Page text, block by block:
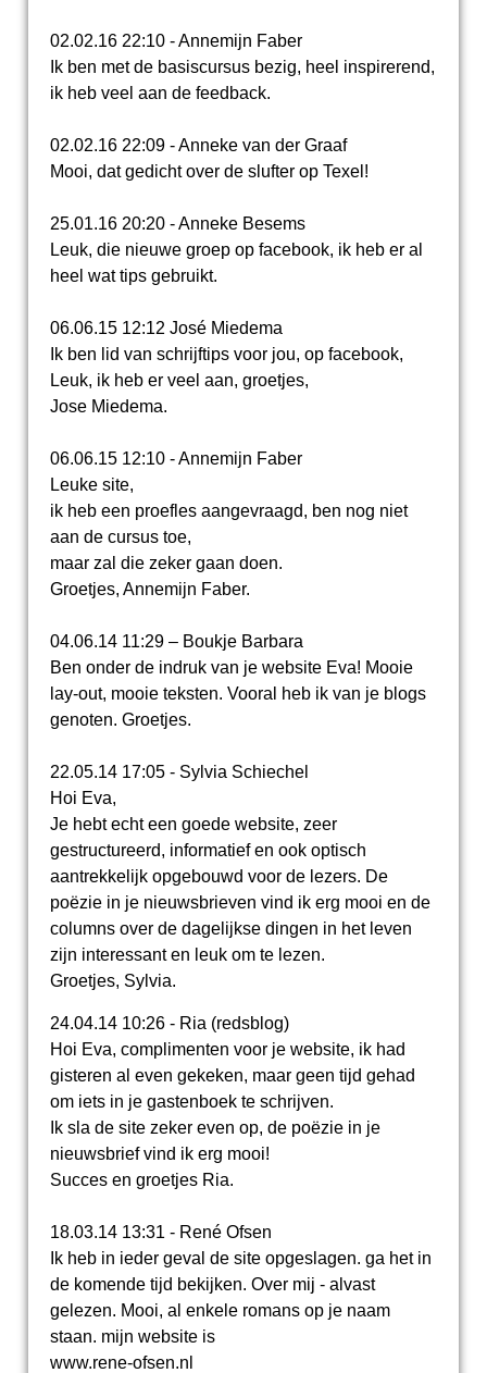
02.02.16 22:10 - Annemijn Faber
Ik ben met de basiscursus bezig, heel inspirerend,
ik heb veel aan de feedback.
02.02.16 22:09 - Anneke van der Graaf
Mooi, dat gedicht over de slufter op Texel!
25.01.16 20:20 - Anneke Besems
Leuk, die nieuwe groep op facebook, ik heb er al
heel wat tips gebruikt.
06.06.15 12:12 José Miedema
Ik ben lid van schrijftips voor jou, op facebook,
Leuk, ik heb er veel aan, groetjes,
Jose Miedema.
06.06.15 12:10 - Annemijn Faber
Leuke site,
ik heb een proefles aangevraagd, ben nog niet
aan de cursus toe,
maar zal die zeker gaan doen.
Groetjes, Annemijn Faber.
04.06.14 11:29 – Boukje Barbara
Ben onder de indruk van je website Eva! Mooie
lay-out, mooie teksten. Vooral heb ik van je blogs
genoten. Groetjes.
22.05.14 17:05 - Sylvia Schiechel
Hoi Eva,
Je hebt echt een goede website, zeer
gestructureerd, informatief en ook optisch
aantrekkelijk opgebouwd voor de lezers. De
poëzie in je nieuwsbrieven vind ik erg mooi en de
columns over de dagelijkse dingen in het leven
zijn interessant en leuk om te lezen.
Groetjes, Sylvia.
24.04.14 10:26 - Ria (redsblog)
Hoi Eva, complimenten voor je website, ik had
gisteren al even gekeken, maar geen tijd gehad
om iets in je gastenboek te schrijven.
Ik sla de site zeker even op, de poëzie in je
nieuwsbrief vind ik erg mooi!
Succes en groetjes Ria.
18.03.14 13:31 - René Ofsen
Ik heb in ieder geval de site opgeslagen. ga het in
de komende tijd bekijken. Over mij - alvast
gelezen. Mooi, al enkele romans op je naam
staan. mijn website is
www.rene-ofsen.nl